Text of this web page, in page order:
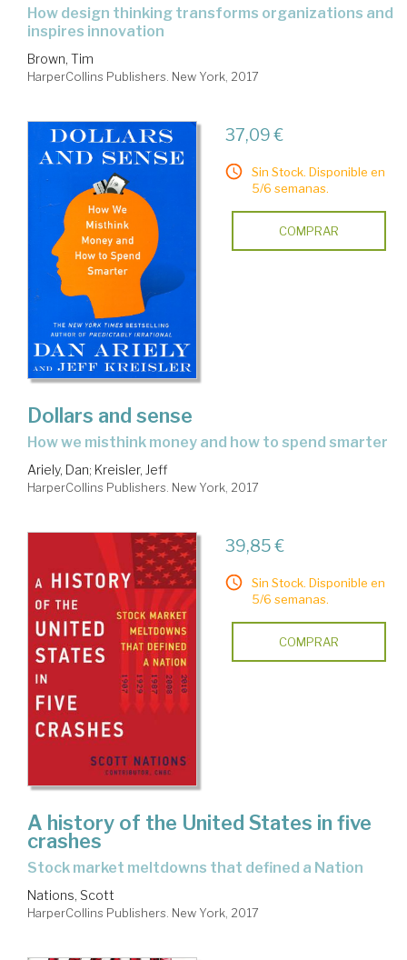
how design thinking transforms organizations and
inspires innovation
Brown, Tim
HarperCollins Publishers. New York, 2017
37,09 €
Sin Stock. Disponible en
5/6 semanas.
COMPRAR
Dollars and sense
how we misthink money and how to spend smarter
Ariely, Dan; Kreisler, Jeff
HarperCollins Publishers. New York, 2017
39,85 €
Sin Stock. Disponible en
5/6 semanas.
COMPRAR
A history of the United States in five
crashes
stock market meltdowns that defined a Nation
Nations, Scott
HarperCollins Publishers. New York, 2017